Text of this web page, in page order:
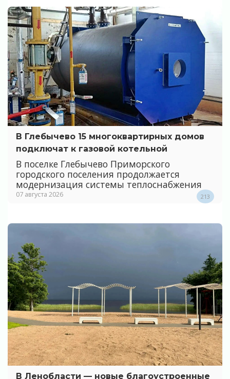
В Глебычево 15 многоквартирных домов
подключат к газовой котельной
В поселке Глебычево Приморского
городского поселения продолжается
модернизация системы теплоснабжения
07 августа 2026 213
В Ленобласти — новые благоустроенные